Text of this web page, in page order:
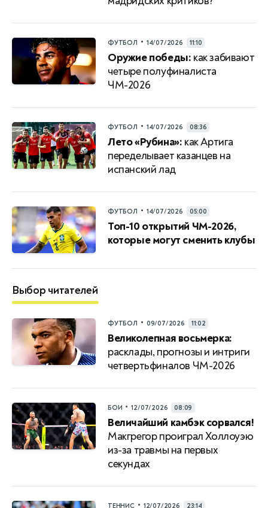
ФУТБОЛ • 14/07/2026 11:10
Оружие победы: как забивают
четыре полуфиналиста
ЧМ-2026
ФУТБОЛ • 14/07/2026 08:36
Лето «Рубина»: как Артига
переделывает казанцев на
испанский лад
ФУТБОЛ • 14/07/2026 05:00
Топ-10 открытий ЧМ-2026,
которые могут сменить клубы
Выбор читателей
ФУТБОЛ • 09/07/2026 11:02
Великолепная восьмерка:
расклады, прогнозы и интриги
четвертьфиналов ЧМ-2026
БОИ • 12/07/2026 08:09
Величайший камбэк сорвался!
Макгрегор проиграл Холлоуэю
из-за травмы на первых
секундах
ТЕННИС • 12/07/2026 23:14